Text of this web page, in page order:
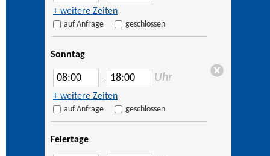
+ weitere Zeiten
auf Anfrage geschlossen
Sonntag
– Uhr
+ weitere Zeiten
auf Anfrage geschlossen
Feiertage